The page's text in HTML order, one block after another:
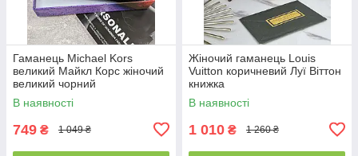
Гаманець Michael Kors
великий Майкл Корс жіночий
великий чорний
В наявності
749 ₴ 1 049 ₴
Жіночий гаманець Louis
Vuitton коричневий Луї Віттон
книжка
В наявності
1 010 ₴ 1 260 ₴